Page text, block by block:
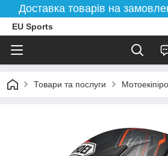
Доставка товарів на
EU Sports
Товари та послуги